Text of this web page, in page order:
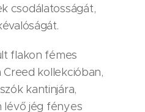
csodálatosságát,
flakon fémes
kollekcióban,
kantinjára,
lévő jég fényes